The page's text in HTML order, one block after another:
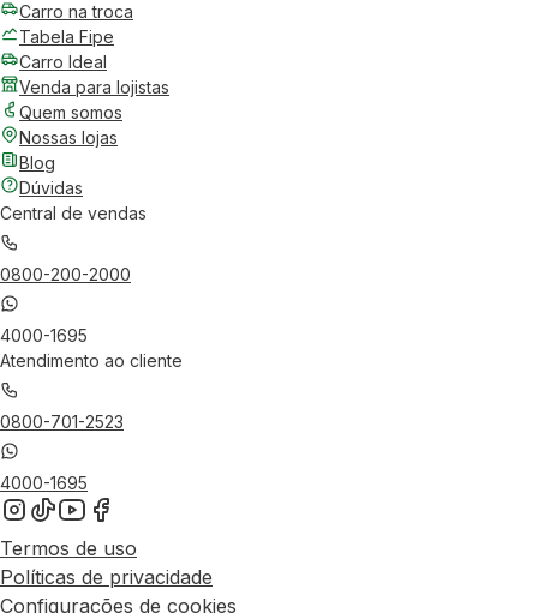
Carro na troca
Tabela Fipe
Carro Ideal
Venda para lojistas
Quem somos
Nossas lojas
Blog
Dúvidas
Central de vendas
0800-200-2000
4000-1695
Atendimento ao cliente
0800-701-2523
4000-1695
Termos de uso
Políticas de privacidade
Configurações de cookies